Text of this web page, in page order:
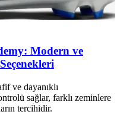
Modern ve
ve dayanıklı
sağlar, farklı zeminlere
tercihidir.